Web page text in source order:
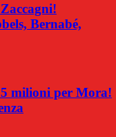
Bernabé,
milioni per Mora!